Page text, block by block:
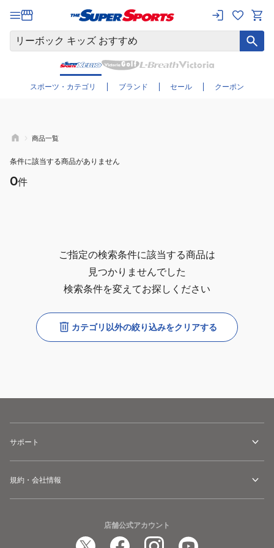
スポーツ・カテゴリ ブランド セール クーポン
さらに絞り込む
商品一覧
条件に該当する商品がありません
0件
ご指定の検索条件に該当する商品は
見つかりませんでした
検索条件を変えてお探しください
カテゴリ以外の絞り込みをクリアする
サポート
規約・会社情報
店舗公式アカウント